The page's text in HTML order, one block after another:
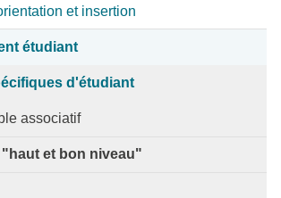
et insertion
étudiant
d'étudiant
associatif
et bon niveau"